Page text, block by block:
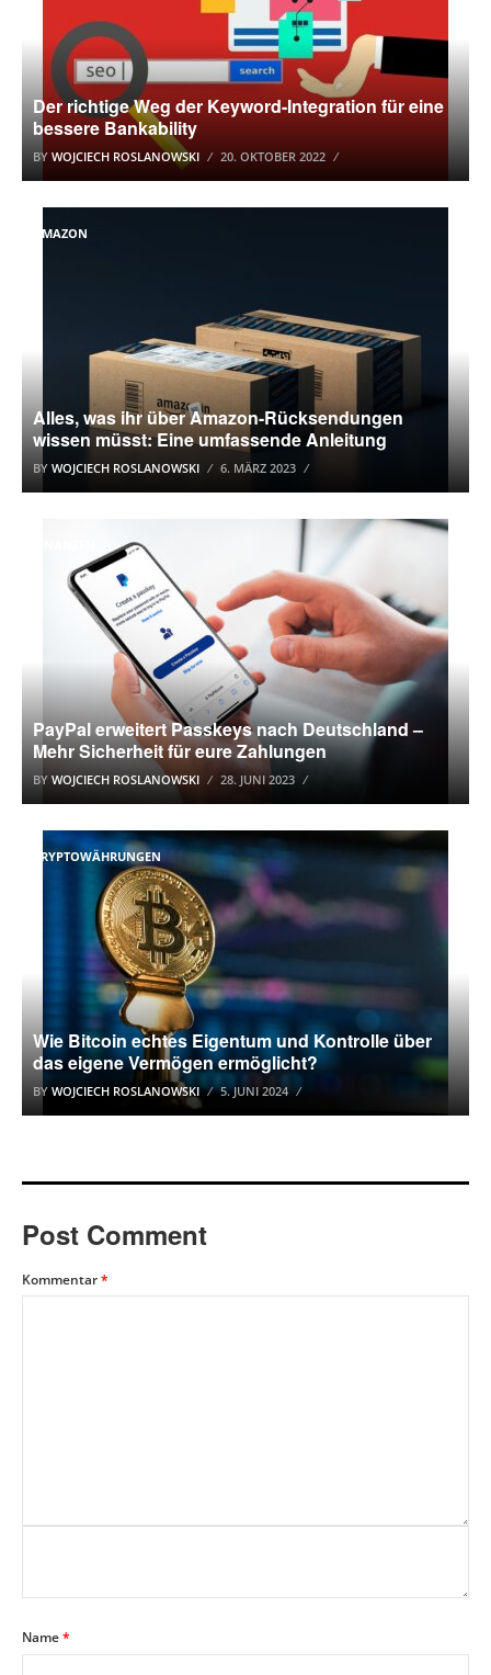
Der richtige Weg der Keyword-Integration für eine
bessere Bankability
BY WOJCIECH ROSLANOWSKI 20. OKTOBER 2022
AMAZON
Alles, was ihr über Amazon-Rücksendungen
wissen müsst: Eine umfassende Anleitung
BY WOJCIECH ROSLANOWSKI 6. MÄRZ 2023
PayPal erweitert Passkeys nach Deutschland –
Mehr Sicherheit für eure Zahlungen
BY WOJCIECH ROSLANOWSKI 28. JUNI 2023
KRYPTOWÄHRUNGEN
Wie Bitcoin echtes Eigentum und Kontrolle über
das eigene Vermögen ermöglicht?
BYWOJCIECH ROSLANOWSKI 5. JUNI 2024
Post Comment
Kommentar*
Name*